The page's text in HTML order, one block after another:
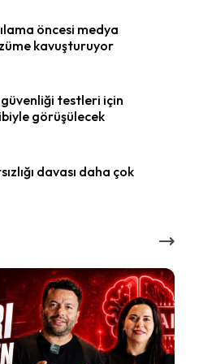
öncesi medya
kavuşturuyor
testleri için
görüşülecek
davası daha çok